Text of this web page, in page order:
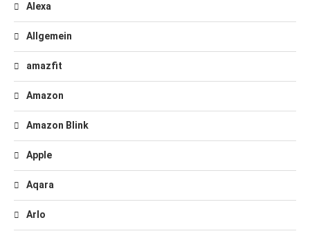
Alexa
Allgemein
amazfit
Amazon
Amazon Blink
Apple
Aqara
Arlo